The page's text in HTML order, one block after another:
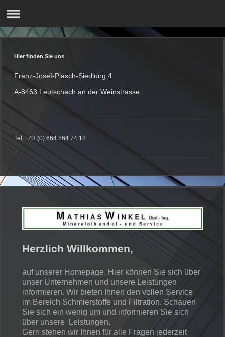
Hier finden Sie uns
Franz-Josef-Plasch-Siedlung 4
A-8463 Leutschach an der Weinstrasse
Tel: +43 (0) 664 864 74 18
Herzlich Willkommen,
auf unserer Homepage. Hier können Sie sich über
unser Unternehmen und unsere Leistungen
informieren. Wir bieten Ihnen den vollen Service
im Bereich Schmierstoffe und Filtration. Schauen
Sie sich ein wenig um und informieren Sie sich
über unsere Leistungen.
Gern stehen wir Ihnen für alle Fragen jederzeit